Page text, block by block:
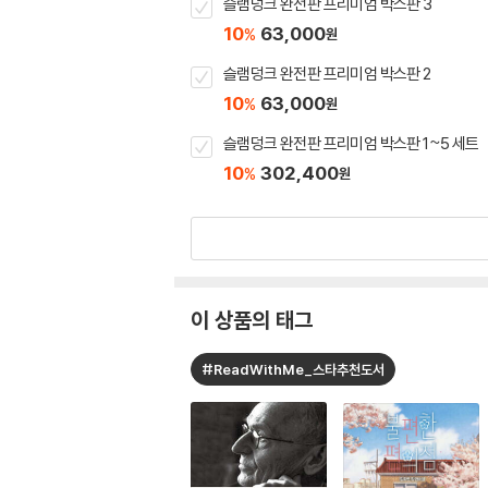
10% 63,000원
슬램덩크 완전판 프리미엄 박스판 2
10% 63,000원
슬램덩크 완전판 프리미엄 박스판 1~5 세트
10% 302,400원
이 상품의 태그
#ReadWithMe_스타추천도서